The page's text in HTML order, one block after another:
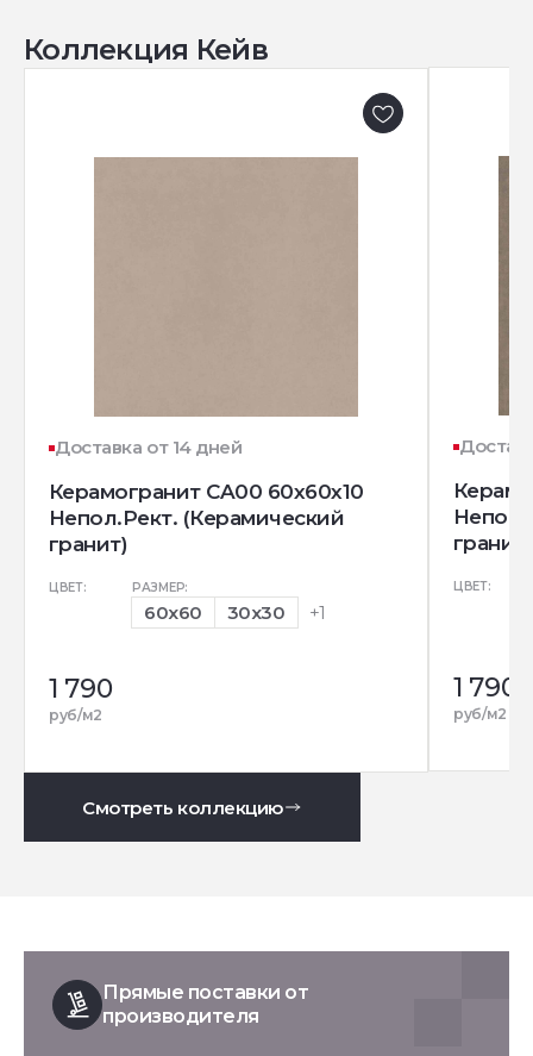
Коллекция Кейв
Доставка от 14 дней
Керамогранит CA00 60x60x10
Непол.Рект. (Керамический
гранит)
ЦВЕТ: РАЗМЕР:
60x60 30x30 +1
1 790
руб/м2
гранит)
ЦВЕТ:
1 790
руб/м2
Смотреть коллекцию
Прямые поставки от
производителя